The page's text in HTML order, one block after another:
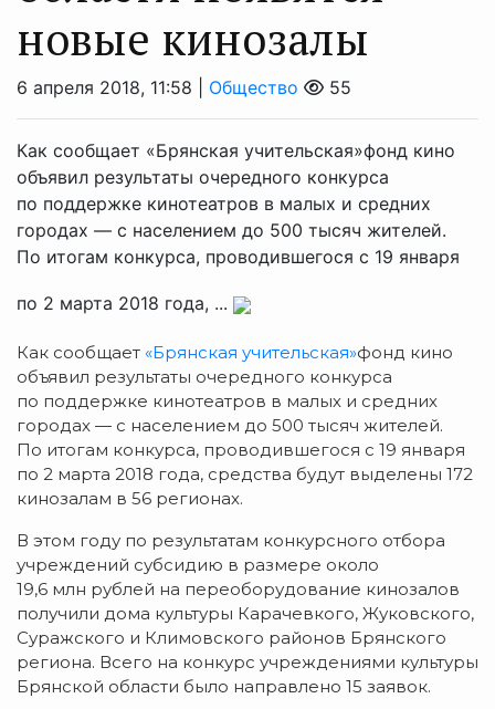
новые кинозалы
6 апреля 2018, 11:58 | Общество 55
Как сообщает «Брянская учительская»фонд кино
объявил результаты очередного конкурса
по поддержке кинотеатров в малых и средних
городах — с населением до 500 тысяч жителей.
По итогам конкурса, проводившегося с 19 января
по 2 марта 2018 года, ...
Как сообщает «Брянская учительская»фонд кино
объявил результаты очередного конкурса
по поддержке кинотеатров в малых и средних
городах — с населением до 500 тысяч жителей.
По итогам конкурса, проводившегося с 19 января
по 2 марта 2018 года, средства будут выделены 172
кинозалам в 56 регионах.
В этом году по результатам конкурсного отбора
учреждений субсидию в размере около
19,6 млн рублей на переоборудование кинозалов
получили дома культуры Карачевкого, Жуковского,
Суражского и Климовского районов Брянского
региона. Всего на конкурс учреждениями культуры
Брянской области было направлено 15 заявок.